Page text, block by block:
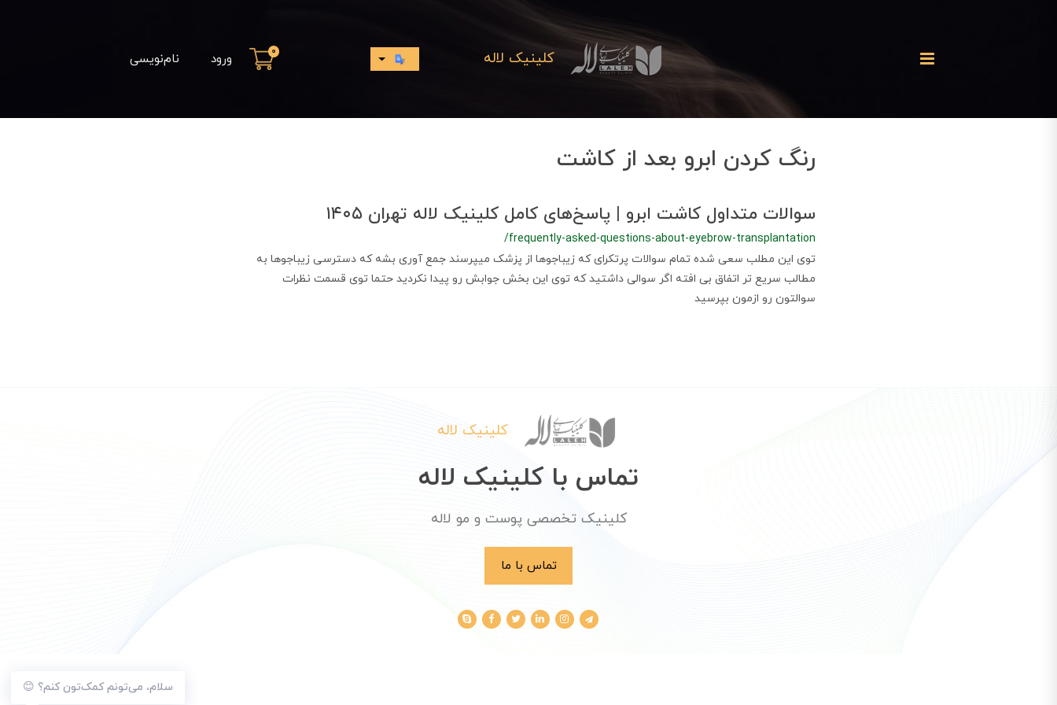
کلینیک لاله 0 ورود نام‌نویسی
رنگ کردن ابرو بعد از کاشت
سوالات متداول کاشت ابرو | پاسخ‌های کامل کلینیک لاله تهران ۱۴۰۵
/frequently-asked-questions-about-eyebrow-transplantation
توی این مطلب سعی شده تمام سوالات پرتکرای که زیباجوها از پزشک میپرسند جمع آوری بشه که دسترسی زیباجوها به
مطالب سریع تر اتفاق بی افته اگر سوالی داشتید که توی این بخش جوابش رو پیدا نکردید حتما توی قسمت نظرات
سوالتون رو ازمون بپرسید
سلام، می‌تونم کمک‌تون کنم؟ 😊
کلینیک لاله
تماس با کلینیک لاله
کلینیک تخصصی پوست و مو لاله
تماس با ما